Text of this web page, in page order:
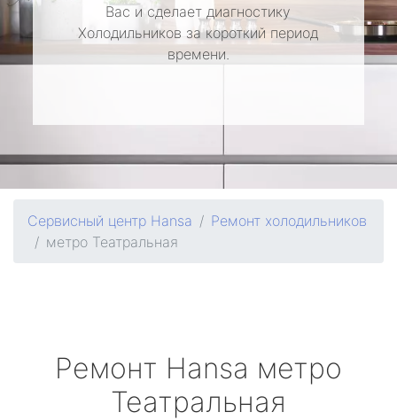
Вас и сделает диагностику
Холодильников за короткий период
времени.
Сервисный центр Hansa
Ремонт холодильников
метро Театральная
Ремонт Hansa метро
Театральная